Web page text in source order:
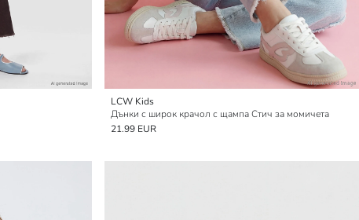
LCW Kids
Дънки с широк крачол с щампа Стич за момичета
21.99 EUR